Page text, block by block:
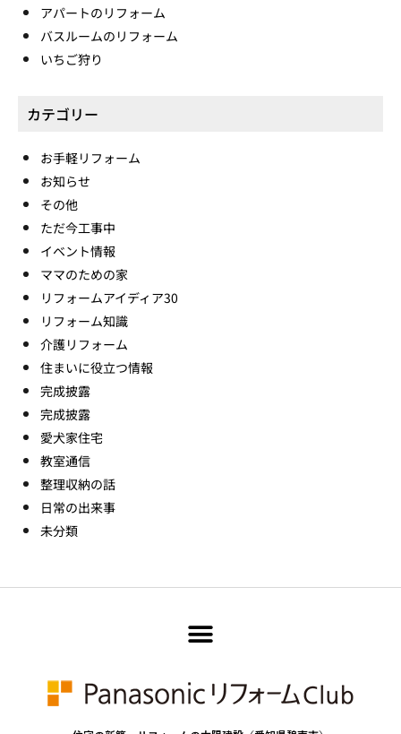
アパートのリフォーム
バスルームのリフォーム
いちご狩り
カテゴリー
お手軽リフォーム
お知らせ
その他
ただ今工事中
イベント情報
ママのための家
リフォームアイディア30
リフォーム知識
介護リフォーム
住まいに役立つ情報
完成披露
完成披露
愛犬家住宅
教室通信
整理収納の話
日常の出来事
未分類